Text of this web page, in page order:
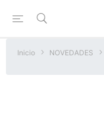
Inicio NOVEDADES